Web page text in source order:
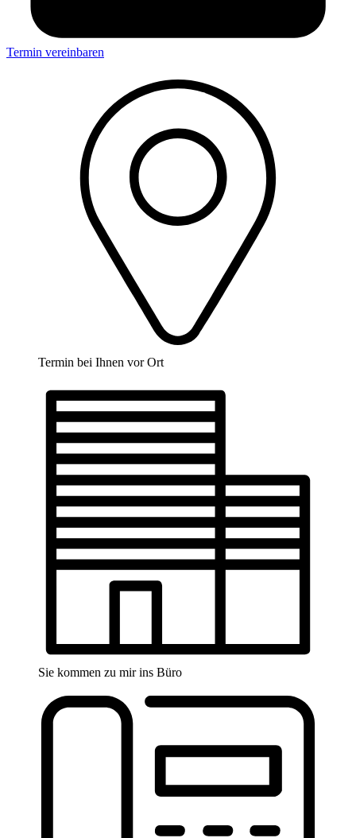
Termin vereinbaren
Termin bei Ihnen vor Ort
Sie kommen zu mir ins Büro